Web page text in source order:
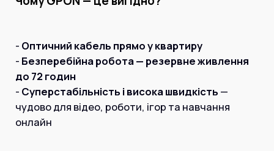
- Оптичний кабель прямо у квартиру
- Безперебійна робота — резервне живлення
до 72 годин
- Суперстабільність і висока швидкість —
чудово для відео, роботи, ігор та навчання
онлайн